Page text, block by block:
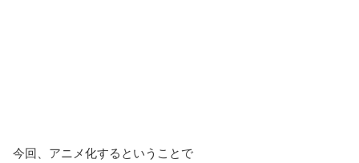
今回、アニメ化するということで